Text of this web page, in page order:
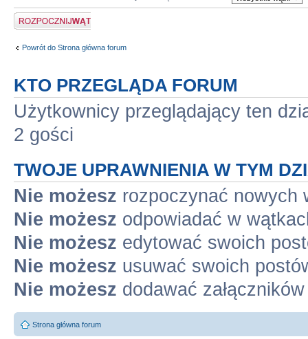
Napisz wątek
Powrót do Strona główna forum
KTO PRZEGLĄDA FORUM
Użytkownicy przeglądający ten
2 gości
TWOJE UPRAWNIENIA W TYM
Nie możesz rozpoczynać nowych
Nie możesz odpowiadać w
Nie możesz edytować swoich
Nie możesz usuwać swoich
Nie możesz dodawać załączników
Strona główna forum